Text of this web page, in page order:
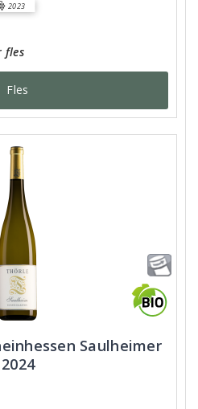
2023
fles
Fles
Saulheimer